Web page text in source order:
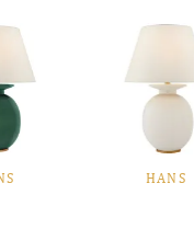
HANS